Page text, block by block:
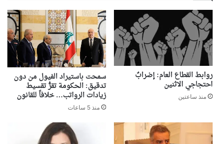
روابط القطاع العام: إضرابٌ
احتجاجي الاثنين
منذ ساعتين
سمحت باستيراد الفيول من دون
تدقيق: الحكومة تقرُّ تقسيط
زيادات الرواتب… خلافاً للقانون
منذ 5 ساعات